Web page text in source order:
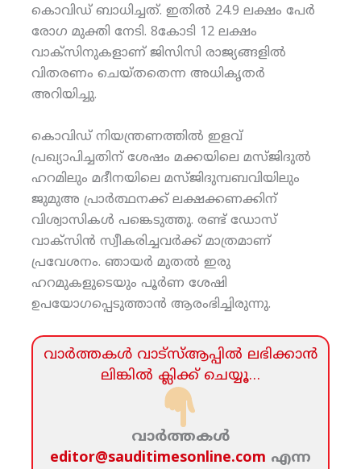
കൊവിഡ് ബാധിച്ചത്. ഇതില്‍ 24.9 ലക്ഷം പേര്‍
രോഗ മുക്തി നേടി. 8കോടി 12 ലക്ഷം
വാക്‌സിനുകളാണ് ജിസിസി രാജ്യങ്ങളില്‍
വിതരണം ചെയ്തതെന്ന അധികൃതര്‍
അറിയിച്ചു.
കൊവിഡ് നിയന്ത്രണത്തില്‍ ഇളവ്
പ്രഖ്യാപിച്ചതിന് ശേഷം മക്കയിലെ മസ്ജിദുല്‍
ഹറമിലും മദീനയിലെ മസ്ജിദുമ്പബവിയിലും
ജുമുഅ പ്രാര്‍ത്ഥനക്ക് ലക്ഷക്കണക്കിന്
വിശ്വാസികള്‍ പങ്കെടുത്തു. രണ്ട് ഡോസ്
വാക്‌സിന്‍ സ്വീകരിച്ചവര്‍ക്ക് മാത്രമാണ്
പ്രവേശനം. ഞായര്‍ മുതല്‍ ഇരു
ഹറമുകളുടെയും പൂര്‍ണ ശേഷി
ഉപയോഗപ്പെടുത്താന്‍ ആരംഭിച്ചിരുന്നു.
വാര്‍ത്തകള്‍ വാട്‌സ്‌ആപ്പില്‍ ലഭിക്കാന്‍
ലിങ്കില്‍ ക്ലിക്ക്‌ ചെയ്യൂ…
വാര്‍ത്തകള്‍
editor@sauditimesonline.com എന്ന